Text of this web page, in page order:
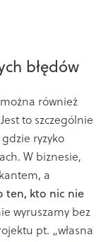
błędów
również
to szczególnie
ryzyko
W biznesie,
a
ten, kto nic nie
wyruszamy bez
pt. „własna